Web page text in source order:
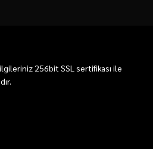
256bit SSL sertifikası ile